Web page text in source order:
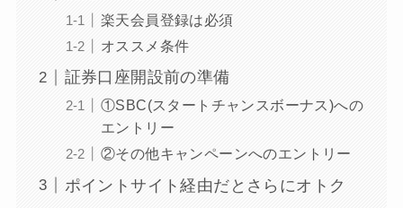
楽天会員登録は必須
オススメ条件
証券口座開設前の準備
①SBC(スタートチャンスボーナス)への
エントリー
②その他キャンペーンへのエントリー
ポイントサイト経由だとさらにオトク